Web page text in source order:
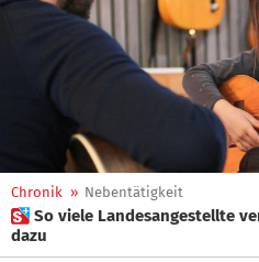
Chronik » Nebentätigkeit
 So viele Landesangestellte verdienen nebenbei noch etwas
dazu